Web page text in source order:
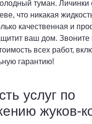
туман. Личинки
что никакая
качественная и
ваш дом.
всех работ,
гарантию!
услуг по
жуков-